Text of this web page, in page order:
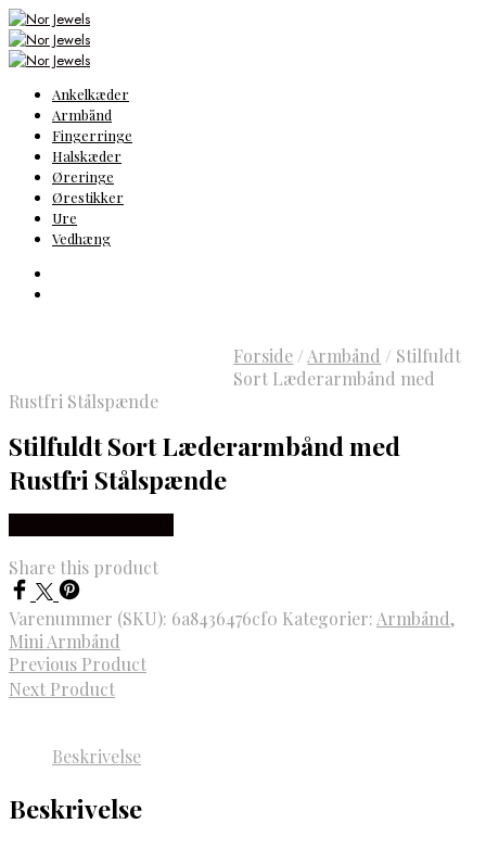
Ankelkæder
Armbånd
Fingerringe
Halskæder
Øreringe
Ørestikker
Ure
Vedhæng
Forside / Armbånd / Stilfuldt
Sort Læderarmbånd med
Rustfri Stålspænde
Stilfuldt Sort Læderarmbånd med
Rustfri Stålspænde
Share this product
Varenummer (SKU): 6a8436476cf0 Kategorier:Armbånd,
Mini Armbånd
Previous Product
Next Product
Beskrivelse
Beskrivelse